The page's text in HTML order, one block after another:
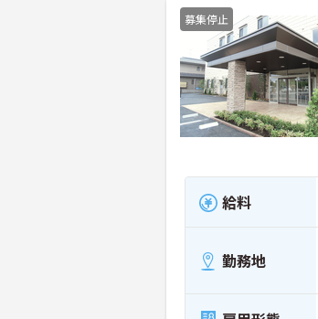
募集停止
給料
勤務地